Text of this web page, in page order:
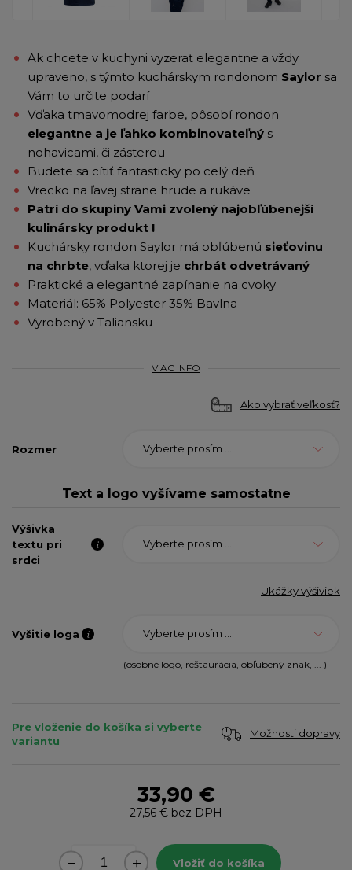
Ak chcete v kuchyni vyzerať elegantne a vždy
upraveno, s týmto kuchárskym rondonom Saylor sa
Vám to určite podarí
Vďaka tmavomodrej farbe, pôsobí rondon
elegantne a je ľahko kombinovateľný s
nohavicami, či zásterou
Budete sa cítiť fantasticky po celý deň
Vrecko na ľavej strane hrude a rukáve
Patrí do skupiny Vami zvolený najobľúbenejší
kulinársky produkt !
Kuchársky rondon Saylor má obľúbenú sieťovinu
na chrbte, vďaka ktorej je chrbát odvetrávaný
Praktické a elegantné zapínanie na cvoky
Materiál: 65% Polyester 35% Bavlna
Vyrobený v Taliansku
VIAC INFO
Ako vybrať veľkosť?
Rozmer Vyberte prosím ...
Text a logo vyšívame samostatne
Výšivka
textu pri
srdci
Vyberte prosím ...
Ukážky výšiviek
Vyšitie loga Vyberte prosím ...
(osobné logo, reštaurácia, obľubený znak, ... )
Pre vloženie do košíka si vyberte
variantu
Možnosti dopravy
33,90 €
27,56 € bez DPH
Vložiť do košíka